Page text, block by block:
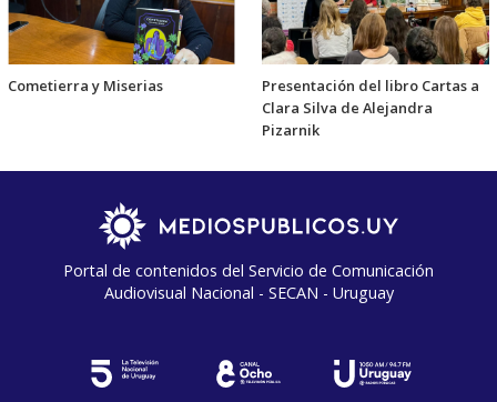
Cometierra y Miserias
Presentación del libro Cartas a
Clara Silva de Alejandra
Pizarnik
Portal de contenidos del Servicio de Comunicación
Audiovisual Nacional - SECAN - Uruguay